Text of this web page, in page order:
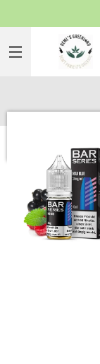
Hauptinhalt
springen